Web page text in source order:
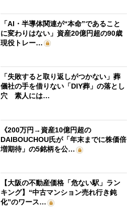
「AI・半導体関連が“本命”であること
に変わりはない」資産20億円超の90歳
現役トレー…
「失敗すると取り返しがつかない」葬
儀社の手を借りない「DIY葬」の落とし
穴 素人には…
《200万円→資産10億円超の
DAIBOUCHOU氏が「年末までに株価倍
増期待」の5銘柄を公…
【大阪の不動産価格「危ない駅」ラン
キング】“中古マンション売れ行き鈍
化”のワース…